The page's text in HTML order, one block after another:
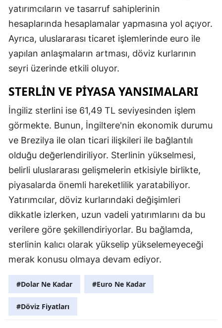
yatırımcıların ve tasarruf sahiplerinin
hesaplarında hesaplamalar yapmasına yol açıyor.
Ayrıca, uluslararası ticaret işlemlerinde euro ile
yapılan anlaşmaların artması, döviz kurlarının
seyri üzerinde etkili oluyor.
STERLIN VE PIYASA YANSIMALARI
İngiliz sterlini ise 61,49 TL seviyesinden işlem
görmekte. Bunun, İngiltere'nin ekonomik durumu
ve Brezilya ile olan ticari ilişkileri ile bağlantılı
olduğu değerlendiriliyor. Sterlinin yükselmesi,
belirli uluslararası gelişmelerin etkisiyle birlikte,
piyasalarda önemli hareketlilik yaratabiliyor.
Yatırımcılar, döviz kurlarındaki değişimleri
dikkatle izlerken, uzun vadeli yatırımlarını da bu
verilere göre şekillendiriyorlar. Bu bağlamda,
sterlinin kalıcı olarak yükselip yükselemeyeceği
merak konusu olmaya devam ediyor.
#Dolar Ne Kadar #Euro Ne Kadar
#Döviz Fiyatları